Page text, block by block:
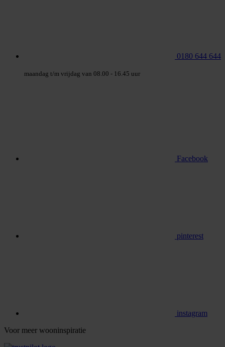
0180 644 644
maandag t/m vrijdag van 08.00 - 16.45 uur
Facebook
pinterest
instagram
Voor meer wooninspiratie